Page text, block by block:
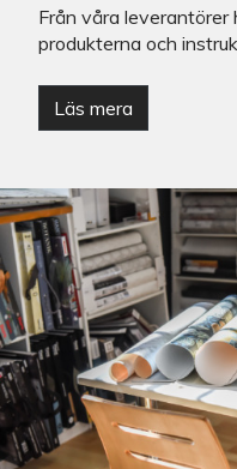
Från våra
produkterna och
Läs mera